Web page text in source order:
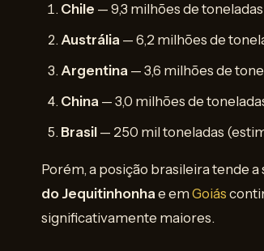
Chile — 9,3 milhões de toneladas
Austrália — 6,2 milhões de
Argentina — 3,6 milhões de
China — 3,0 milhões de
Brasil — 250 mil toneladas
Porém, a posição brasileira tende
do Jequitinhonhae em Goiás
significativamente maiores.